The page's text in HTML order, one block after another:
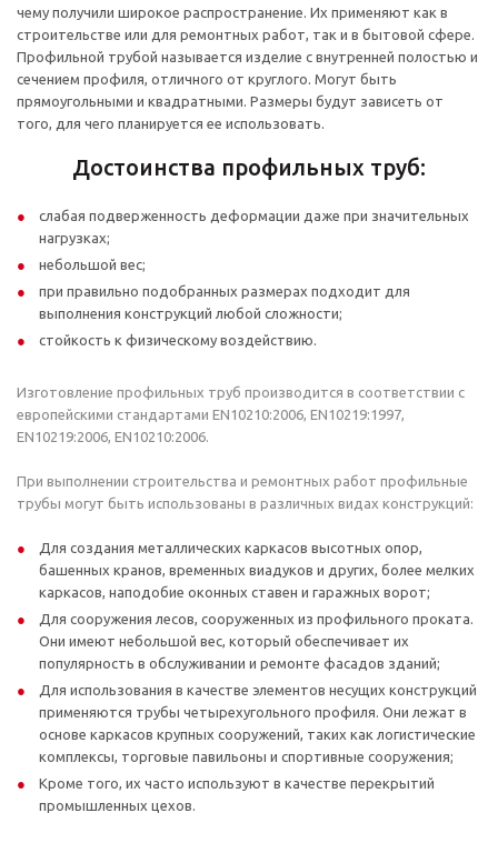
чему получили широкое распространение. Их применяют как в
строительстве или для ремонтных работ, так и в бытовой сфере.
Профильной трубой называется изделие с внутренней полостью и
сечением профиля, отличного от круглого. Могут быть
прямоугольными и квадратными. Размеры будут зависеть от
того, для чего планируется ее использовать.
Достоинства профильных труб:
слабая подверженность деформации даже при значительных
нагрузках;
небольшой вес;
при правильно подобранных размерах подходит для
выполнения конструкций любой сложности;
стойкость к физическому воздействию.
Изготовление профильных труб производится в соответствии с
европейскими стандартами EN10210:2006, EN10219:1997,
EN10219:2006, EN10210:2006.
При выполнении строительства и ремонтных работ профильные
трубы могут быть использованы в различных видах конструкций:
Для создания металлических каркасов высотных опор,
башенных кранов, временных виадуков и других, более мелких
каркасов, наподобие оконных ставен и гаражных ворот;
Для сооружения лесов, сооруженных из профильного проката.
Они имеют небольшой вес, который обеспечивает их
популярность в обслуживании и ремонте фасадов зданий;
Для использования в качестве элементов несущих конструкций
применяются трубы четырехугольного профиля. Они лежат в
основе каркасов крупных сооружений, таких как логистические
комплексы, торговые павильоны и спортивные сооружения;
Кроме того, их часто используют в качестве перекрытий
промышленных цехов.